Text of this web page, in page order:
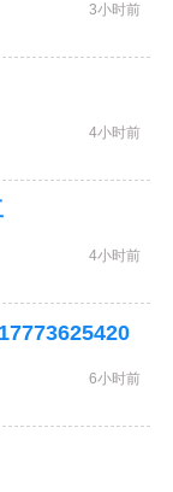
3小时前
4小时前
4小时前
6小时前